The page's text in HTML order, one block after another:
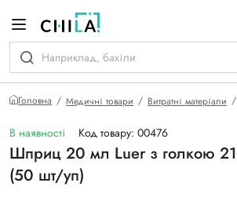
Головна Медичні товари Витратні матеріали
В наявності Код товару: 00476
Шприц 20 мл Luer з голкою
(50 шт/уп)
гамі